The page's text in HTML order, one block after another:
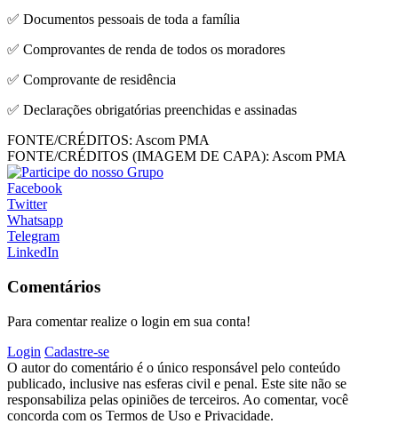
✅ Documentos pessoais de toda a família
✅ Comprovantes de renda de todos os moradores
✅ Comprovante de residência
✅ Declarações obrigatórias preenchidas e assinadas
FONTE/CRÉDITOS: Ascom PMA
FONTE/CRÉDITOS (IMAGEM DE CAPA): Ascom PMA
Facebook
Twitter
Whatsapp
Telegram
LinkedIn
Comentários
Para comentar realize o login em sua conta!
Login Cadastre-se
O autor do comentário é o único responsável pelo conteúdo
publicado, inclusive nas esferas civil e penal. Este site não se
responsabiliza pelas opiniões de terceiros. Ao comentar, você
concorda com os Termos de Uso e Privacidade.